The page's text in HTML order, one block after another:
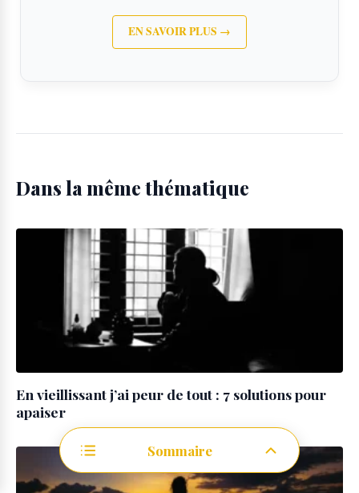
Sommaire
EN SAVOIR PLUS →
Dans la même thématique
En vieillissant j’ai peur de tout : 7 solutions pour
apaiser